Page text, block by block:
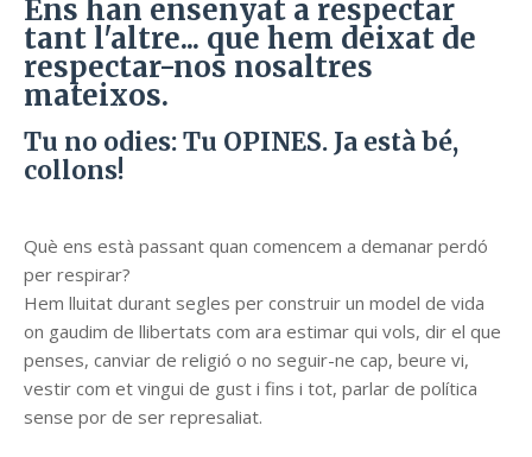
Ens han ensenyat a respectar
tant l'altre... que hem deixat de
respectar-nos nosaltres
mateixos.
Tu no odies: Tu OPINES. Ja està bé,
collons!
Què ens està passant quan comencem a demanar perdó
per respirar?
Hem lluitat durant segles per construir un model de vida
on gaudim de llibertats com ara estimar qui vols, dir el que
penses, canviar de religió o no seguir-ne cap, beure vi,
vestir com et vingui de gust i fins i tot, parlar de política
sense por de ser represaliat.